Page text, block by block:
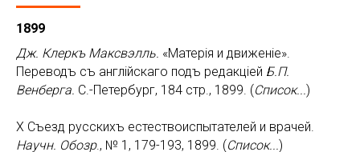
1899
Дж. Клеркъ Максвэлль. «Матерiя и движенiе».
Переводъ съ англiйскаго подъ редакцiей Б.П.
Венберга. С.-Петербург, 184 стр., 1899. (Список...)
Х Съезд русскихъ естествоиспытателей и врачей.
Научн. Обозр., № 1, 179-193, 1899. (Список...)